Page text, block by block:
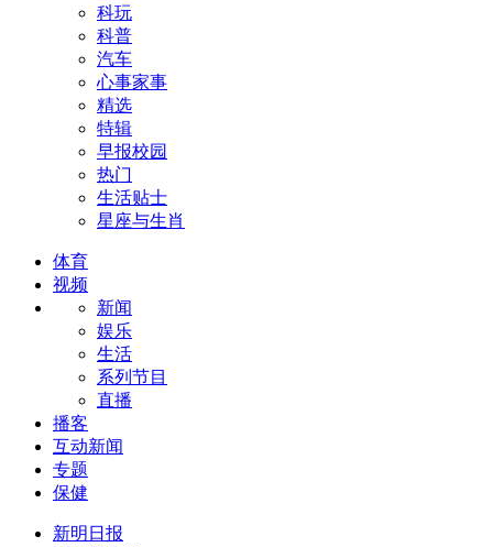
科玩
科普
汽车
心事家事
精选
特辑
早报校园
热门
生活贴士
星座与生肖
体育
视频
新闻
娱乐
生活
系列节目
直播
播客
互动新闻
专题
保健
新明日报